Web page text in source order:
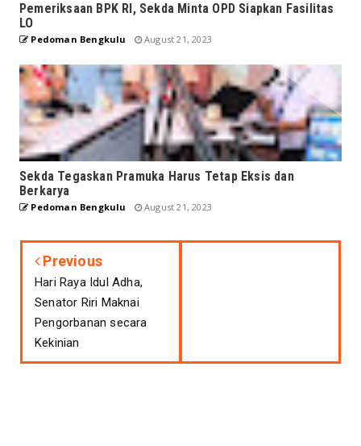
Pemeriksaan BPK RI, Sekda Minta OPD Siapkan Fasilitas
LO
Pedoman Bengkulu August 21, 2023
Sekda Tegaskan Pramuka Harus Tetap Eksis dan
Berkarya
Pedoman Bengkulu August 21, 2023
Previous
Hari Raya Idul Adha,
Senator Riri Maknai
Pengorbanan secara
Kekinian